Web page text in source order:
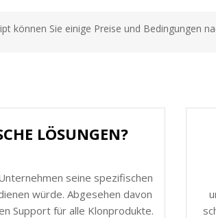
können Sie einige Preise und Bedingungen
LÖSUNGEN?
seine spezifischen
würde. Abgesehen davon
Support für alle Klonprodukte.